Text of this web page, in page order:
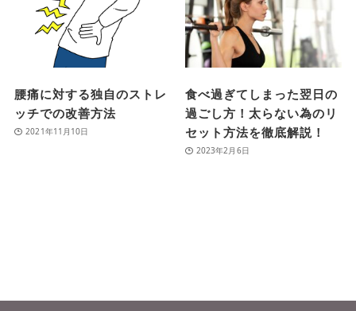
腰痛に対する独自のストレ
ッチでの改善方法
2021年11月10日
食べ過ぎてしまった翌日の
過ごし方！太らない為のリ
セット方法を徹底解説！
2023年2月6日